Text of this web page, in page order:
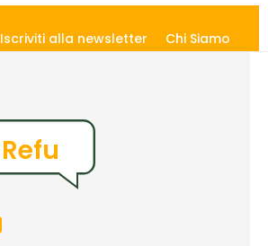
Iscriviti alla newsletter Chi Siamo
Refu